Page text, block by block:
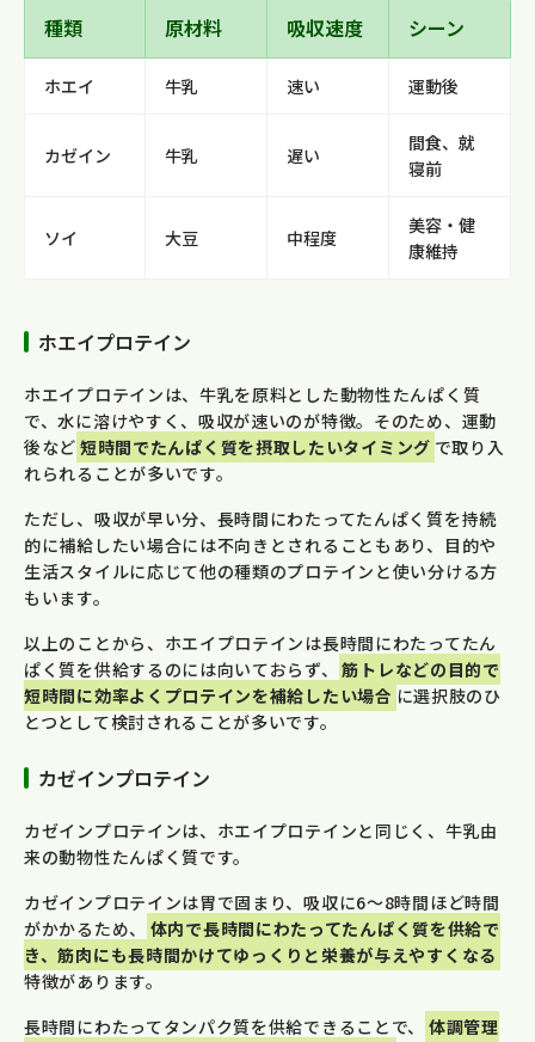
種類 原材料 吸収速度 シーン
ホエイ 牛乳 速い 運動後
カゼイン 牛乳 遅い
間食、就
寝前
ソイ 大豆 中程度
美容・健
康維持
ホエイプロテイン
ホエイプロテインは、牛乳を原料とした動物性たんぱく質
で、水に溶けやすく、吸収が速いのが特徴。そのため、運動
後など 短時間でたんぱく質を摂取したいタイミング で取り入
れられることが多いです。
ただし、吸収が早い分、長時間にわたってたんぱく質を持続
的に補給したい場合には不向きとされることもあり、目的や
生活スタイルに応じて他の種類のプロテインと使い分ける方
もいます。
以上のことから、ホエイプロテインは長時間にわたってたん
ぱく質を供給するのには向いておらず、
筋トレなどの目的で
短時間に効率よくプロテインを補給したい場合 に選択肢のひ
とつとして検討されることが多いです。
カゼインプロテイン
カゼインプロテインは、ホエイプロテインと同じく、牛乳由
来の動物性たんぱく質です。
カゼインプロテインは胃で固まり、吸収に6〜8時間ほど時間
がかかるため、
体内で長時間にわたってたんぱく質を供給で
き、筋肉にも長時間かけてゆっくりと栄養が与えやすくなる
特徴があります。
長時間にわたってタンパク質を供給できることで、
体調管理